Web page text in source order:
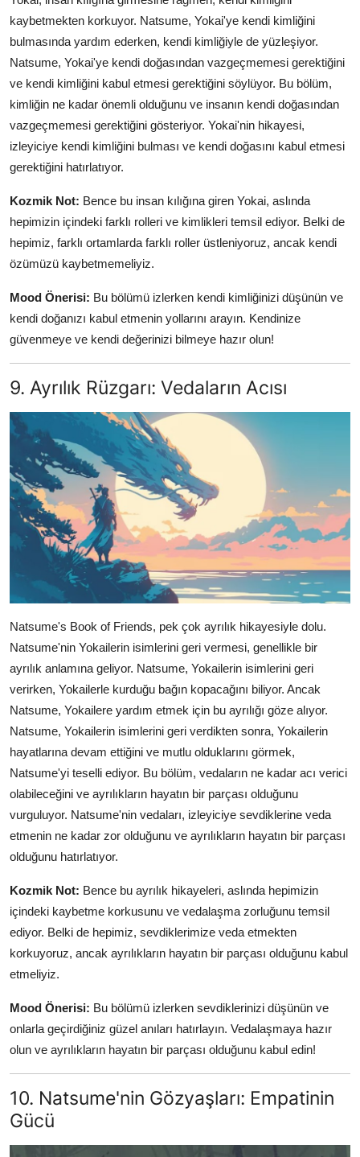
kaybetmekten korkuyor. Natsume, Yokai'ye kendi kimliğini
bulmasında yardım ederken, kendi kimliğiyle de yüzleşiyor.
Natsume, Yokai'ye kendi doğasından vazgeçmemesi gerektiğini
ve kendi kimliğini kabul etmesi gerektiğini söylüyor. Bu bölüm,
kimliğin ne kadar önemli olduğunu ve insanın kendi doğasından
vazgeçmemesi gerektiğini gösteriyor. Yokai'nin hikayesi,
izleyiciye kendi kimliğini bulması ve kendi doğasını kabul etmesi
gerektiğini hatırlatıyor.
Kozmik Not: Bence bu insan kılığına giren Yokai, aslında
hepimizin içindeki farklı rolleri ve kimlikleri temsil ediyor. Belki de
hepimiz, farklı ortamlarda farklı roller üstleniyoruz, ancak kendi
özümüzü kaybetmemeliyiz.
Mood Önerisi: Bu bölümü izlerken kendi kimliğinizi düşünün ve
kendi doğanızı kabul etmenin yollarını arayın. Kendinize
güvenmeye ve kendi değerinizi bilmeye hazır olun!
9. Ayrılık Rüzgarı: Vedaların Acısı
Natsume's Book of Friends, pek çok ayrılık hikayesiyle dolu.
Natsume'nin Yokailerin isimlerini geri vermesi, genellikle bir
ayrılık anlamına geliyor. Natsume, Yokailerin isimlerini geri
verirken, Yokailerle kurduğu bağın kopacağını biliyor. Ancak
Natsume, Yokailere yardım etmek için bu ayrılığı göze alıyor.
Natsume, Yokailerin isimlerini geri verdikten sonra, Yokailerin
hayatlarına devam ettiğini ve mutlu olduklarını görmek,
Natsume'yi teselli ediyor. Bu bölüm, vedaların ne kadar acı verici
olabileceğini ve ayrılıkların hayatın bir parçası olduğunu
vurguluyor. Natsume'nin vedaları, izleyiciye sevdiklerine veda
etmenin ne kadar zor olduğunu ve ayrılıkların hayatın bir parçası
olduğunu hatırlatıyor.
Kozmik Not: Bence bu ayrılık hikayeleri, aslında hepimizin
içindeki kaybetme korkusunu ve vedalaşma zorluğunu temsil
ediyor. Belki de hepimiz, sevdiklerimize veda etmekten
korkuyoruz, ancak ayrılıkların hayatın bir parçası olduğunu kabul
etmeliyiz.
Mood Önerisi: Bu bölümü izlerken sevdiklerinizi düşünün ve
onlarla geçirdiğiniz güzel anıları hatırlayın. Vedalaşmaya hazır
olun ve ayrılıkların hayatın bir parçası olduğunu kabul edin!
10. Natsume'nin Gözyaşları: Empatinin
Gücü